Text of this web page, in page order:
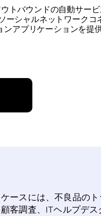
トバウンドの自動サー
ーシャルネットワークコ
アプリケーションを提
ースには、不良品の
客調査、ITヘルプデ